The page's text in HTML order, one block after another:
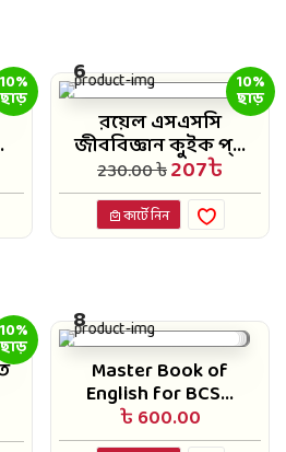
10%
ছাড়
6 10%
ছাড়
রয়েল এসএসসি
জীববিজ্ঞান কুইক প্...
230.00 ৳207৳
কার্টে নিন
10%
ছাড়
8
Master Book of
English for BCS...
৳ 600.00